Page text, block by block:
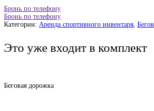
Бронь по телефону
Бронь по телефону
Категории: Аренда спортивного инвентаря,
Это уже входит в комплект
Беговая дорожка